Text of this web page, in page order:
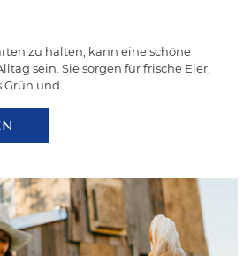
zu halten, kann eine schöne
sein. Sie sorgen für frische Eier,
Grün und…